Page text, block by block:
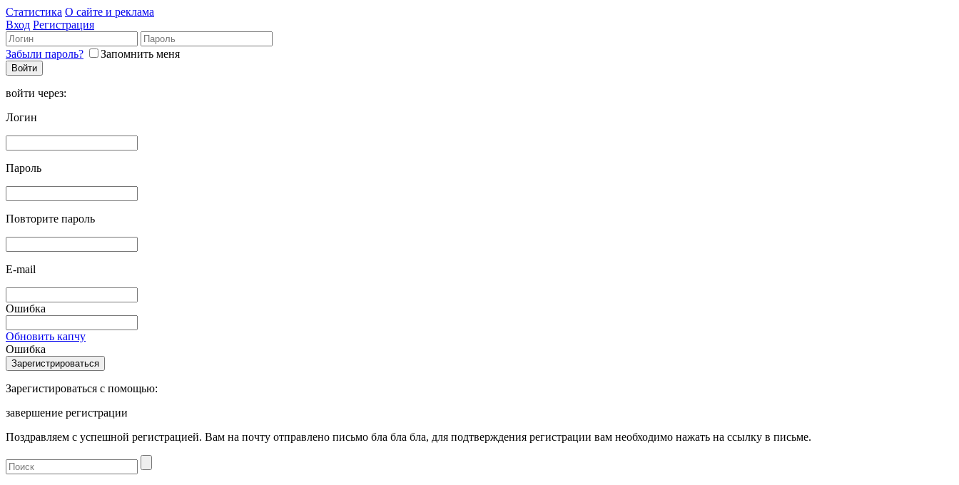
Статистика О сайте и реклама
Вход Регистрация
Забыли пароль? Запомнить меня
войти через:
Логин
Пароль
Повторите пароль
E-mail
Ошибка
Обновить капчу
Ошибка
Зарегистироваться с помощью:
завершение регистрации
Поздравляем с успешной регистрацией. Вам на почту отправлено письмо бла бла бла, для подтверждения регистрации вам необходимо нажать на ссылку в письме.